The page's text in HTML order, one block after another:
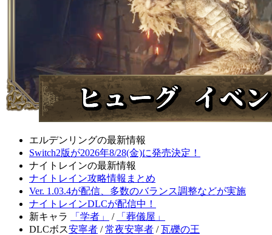
エルデンリングの最新情報
Switch2版が2026年8/28(金)に発売決定！
ナイトレインの最新情報
ナイトレイン攻略情報まとめ
Ver. 1.03.4が配信、多数のバランス調整などが実施
ナイトレインDLCが配信中！
新キャラ
「学者」 /
「葬儀屋」
DLCボス安寧者 /常夜安寧者 /瓦礫の王